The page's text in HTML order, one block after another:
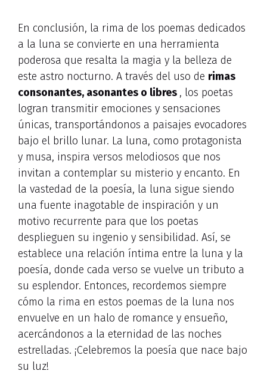
En conclusión, la rima de los poemas dedicados
a la luna se convierte en una herramienta
poderosa que resalta la magia y la belleza de
este astro nocturno. A través del uso de rimas
consonantes, asonantes o libres , los poetas
logran transmitir emociones y sensaciones
únicas, transportándonos a paisajes evocadores
bajo el brillo lunar. La luna, como protagonista
y musa, inspira versos melodiosos que nos
invitan a contemplar su misterio y encanto. En
la vastedad de la poesía, la luna sigue siendo
una fuente inagotable de inspiración y un
motivo recurrente para que los poetas
desplieguen su ingenio y sensibilidad. Así, se
establece una relación íntima entre la luna y la
poesía, donde cada verso se vuelve un tributo a
su esplendor. Entonces, recordemos siempre
cómo la rima en estos poemas de la luna nos
envuelve en un halo de romance y ensueño,
acercándonos a la eternidad de las noches
estrelladas. ¡Celebremos la poesía que nace bajo
su luz!